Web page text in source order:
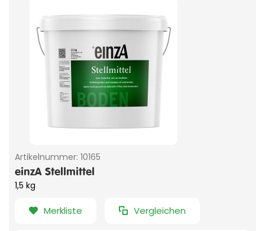
Artikelnummer: 10165
einzA Stellmittel
1,5 kg
Merkliste Vergleichen